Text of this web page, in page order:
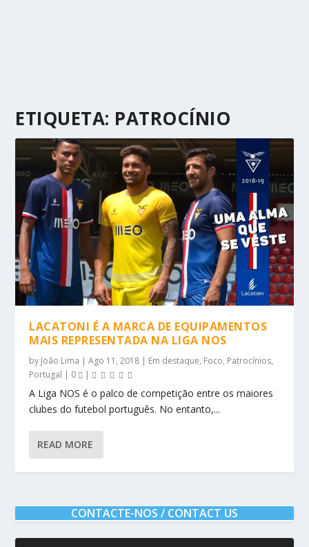
ETIQUETA: PATROCÍNIO
LACATONI É A MARCA DE EQUIPAMENTOS
MAIS REPRESENTADA NA LIGA NOS
by João Lima |Ago 11, 2018 | Em destaque, Foco, Patrocínios,
Portugal | 0 |
A Liga NOS é o palco de competição entre os maiores
clubes do futebol português. No entanto,...
READ MORE
CONTACTE-NOS / CONTACT US